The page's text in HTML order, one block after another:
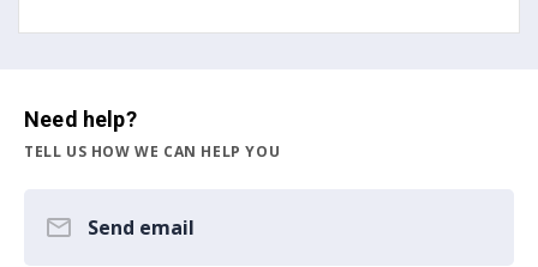
Need help?
TELL US HOW WE CAN HELP YOU
Send email